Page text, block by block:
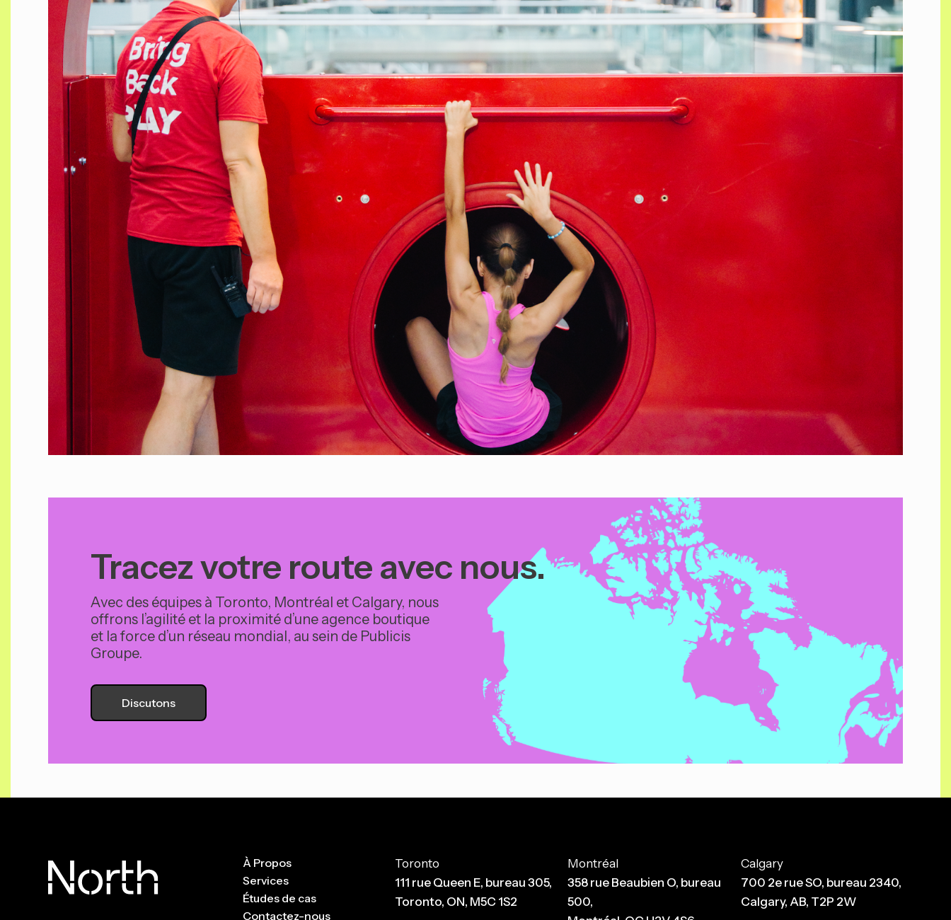
Tracez votre route avec nous.
Avec des équipes à Toronto, Montréal et Calgary, nous
offrons l’agilité et la proximité d’une agence boutique
et la force d’un réseau mondial, au sein de Publicis
Groupe.
Discutons
À Propos
Services
Études de cas
Contactez-nous
Toronto
111 rue Queen E, bureau 305,
Toronto, ON, M5C 1S2
Montréal
358 rue Beaubien O, bureau
500,
Calgary
700 2e rue SO, bureau 2340,
Calgary, AB, T2P 2W